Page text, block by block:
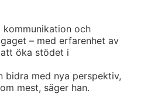
och
– med erfarenhet av
att öka stödet i
med nya perspektiv,
mest, säger han.